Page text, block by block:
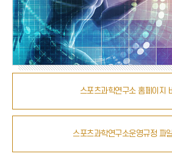
스포츠과학연구소 홈페이지
스포츠과학연구소운영규정 파